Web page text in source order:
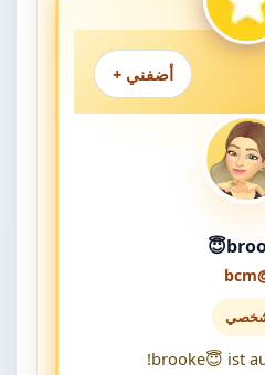
أضفني +
brooke😇 ist